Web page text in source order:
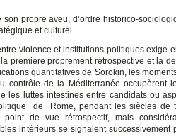
son propre aveu, d’ordre historico-
et culturel.
violence et institutions politiques exige
première proprement rétrospective et la
quantitatives de Sorokin, les
contrôle de la Méditerranée occupèrent
les luttes intestines entre candidats ou
de Rome, pendant les siècles de
de vue rétrospectif, mais
intérieurs se signalent successivement